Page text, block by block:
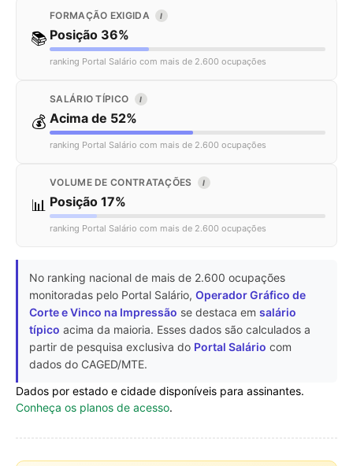
📚
FORMAÇÃO EXIGIDA I
Posição 36%
ranking Portal Salário com mais de 2.600 ocupações
💰
SALÁRIO TÍPICO I
Acima de 52%
ranking Portal Salário com mais de 2.600 ocupações
📊
VOLUME DE CONTRATAÇÕES I
Posição 17%
ranking Portal Salário com mais de 2.600 ocupações
No ranking nacional de mais de 2.600 ocupações
monitoradas pelo Portal Salário, Operador Gráfico de
Corte e Vinco na Impressão se destaca em salário
típico acima da maioria. Esses dados são calculados a
partir de pesquisa exclusiva do Portal Salário com
dados do CAGED/MTE.
Dados por estado e cidade disponíveis para assinantes.
Conheça os planos de acesso.